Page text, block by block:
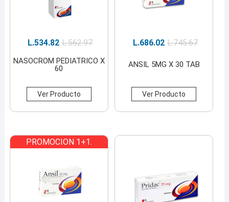
L.562.97
L.534.82
NASOCROM PEDIATRICO X
60
Ver Producto
L.745.67
L.686.02
ANSIL 5MG X 30 TAB
Ver Producto
PROMOCION 1+1.